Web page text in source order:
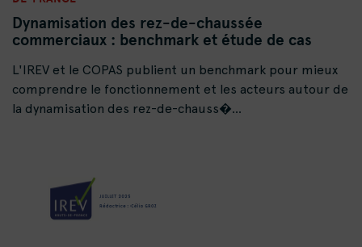
Dynamisation des rez-de-chaussée
commerciaux : benchmark et étude de cas
L'IREV et le COPAS publient un benchmark pour mieux
comprendre le fonctionnement et les acteurs autour de
la dynamisation des rez-de-chauss�...